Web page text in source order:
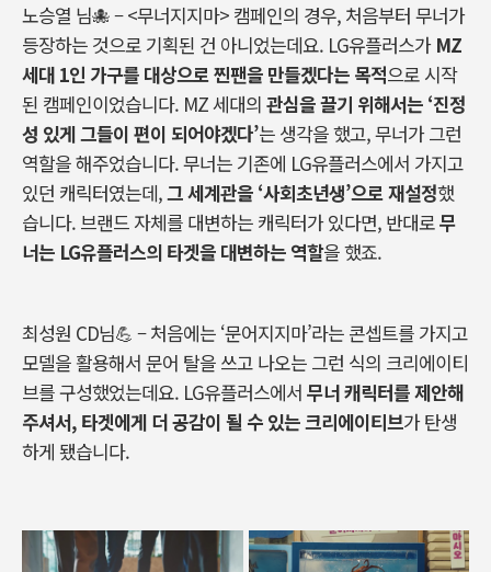
노승열 님🐙 – <무너지지마> 캠페인의 경우, 처음부터 무너가
등장하는 것으로 기획된 건 아니었는데요. LG유플러스가 MZ
세대 1인 가구를 대상으로찐팬을 만들겠다는 목적으로 시작
된 캠페인이었습니다. MZ 세대의 관심을끌기 위해서는 ‘진정
성 있게그들이 편이 되어야겠다’는 생각을했고,무너가 그런
역할을해주었습니다.무너는 기존에 LG유플러스에서 가지고
있던 캐릭터였는데,그세계관을 ‘사회초년생’으로재설정했
습니다. 브랜드 자체를 대변하는 캐릭터가 있다면, 반대로무
너는 LG유플러스의 타겟을 대변하는 역할을했죠.
최성원 CD님💪 –처음에는 ‘문어지지마’라는 콘셉트를 가지고
모델을 활용해서 문어 탈을 쓰고 나오는 그런 식의 크리에이티
브를구성했었는데요. LG유플러스에서 무너캐릭터를제안해
주셔서, 타겟에게 더공감이 될 수 있는크리에이티브가 탄생
하게 됐습니다.